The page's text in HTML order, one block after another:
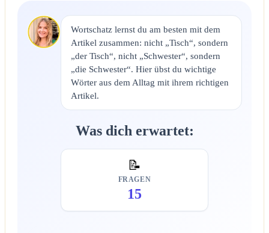
Wortschatz lernst du am besten mit dem
Artikel zusammen: nicht „Tisch“, sondern
„der Tisch“, nicht „Schwester“, sondern
„die Schwester“. Hier übst du wichtige
Wörter aus dem Alltag mit ihrem richtigen
Artikel.
Was dich erwartet:
📝
FRAGEN
15